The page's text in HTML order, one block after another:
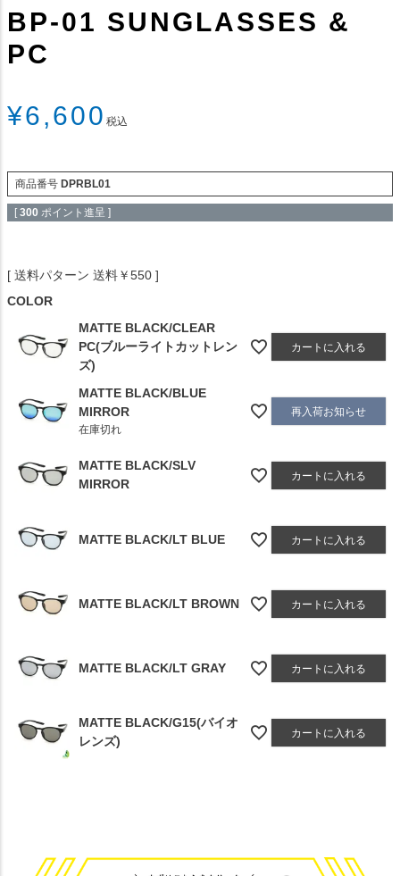
BP-01 SUNGLASSES &
PC
¥6,600 税込
商品番号 DPRBL01
[ 300 ポイント進呈 ]
送料パターン 送料￥550
COLOR
MATTE BLACK/CLEAR
PC(ブルーライトカットレン
ズ)
カートに入れる
MATTE BLACK/BLUE
MIRROR
在庫切れ
再入荷お知らせ
MATTE BLACK/SLV
MIRROR
カートに入れる
MATTE BLACK/LT BLUE カートに入れる
MATTE BLACK/LT BROWN カートに入れる
MATTE BLACK/LT GRAY カートに入れる
MATTE BLACK/G15(バイオ
レンズ)
カートに入れる